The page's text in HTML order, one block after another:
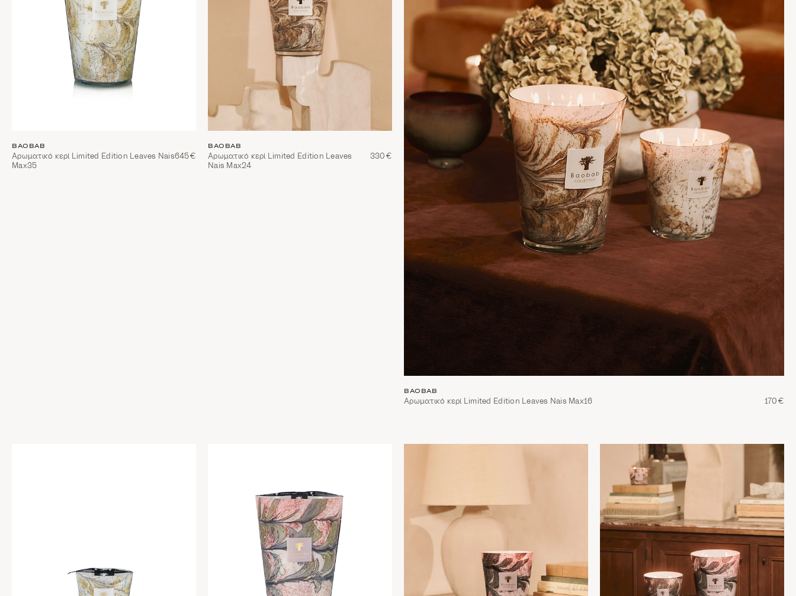
BAOBAB
Αρωματικό κερί Limited Edition Leaves Nais
Max35
645€
BAOBAB
Αρωματικό κερί Limited Edition Leaves
Nais Max24
330€
BAOBAB
Αρωματικό κερί Limited Edition Leaves Nais Max16 170€